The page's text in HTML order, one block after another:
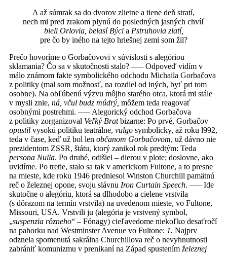
A až súmrak sa do dvorov zlietne a tiene deň stratí,
nech mi pred zrakom plynú do posledných jasných chvíľ
bieli Orlovia, belasí Býci a Pstruhovia zlatí,
pre čo by iného na tejto hriešnej zemi som žil?
Prečo hovoríme o Gorbačovovi v súvislosti s alegóriou
sklamania? Čo sa v skutočnosti stalo? ––– Odpoveď vidím v
málo známom fakte symbolického odchodu Michaila Gorbačova
z politiky (mal som možnosť, na rozdiel od iných, byť pri tom
osobne). Na obľúbenú výzvu môjho starého otca, ktorá mi stále
v mysli znie, ná, včul budz múdrý, môžem teda reagovať
osobnými postrehmi. ––– Alegorický odchod Gorbačova
z politiky zorganizoval Veľký Bratbizarne: Po prvé, Gorbačov
opustil vysokú politiku teatrálne, vulgo symbolicky, až roku l992,
teda v čase, keď už bol len občanom Gorbačovom, už dávno nie
prezidentom ZSSR, štátu, ktorý zanikol rok predtým: Teda
persona Nulla. Po druhé, odišiel – dierou v plote; doslovne, ako
uvidíme. Po tretie, stalo sa tak v americkom Fultone, a to presne
na mieste, kde roku 1946 predniesol Winston Churchill pamätnú
reč o železnej opone, svoju slávnu Iron Curtain Speech. ––– Ide
skutočne o alegóriu, ktorá sa dlhodobo a cielene vrstvila
(s dôrazom na termín vrstvila) na uvedenom mieste, vo Fultone,
Missouri, USA. Vrstvili ju (alegória je vrstvený symbol,
„suspenzia rôzneho“ – Fónagy) cieľavedome niekoľko desaťročí
na pahorku nad Westminster Avenue vo Fultone: 1. Najprv
odznela spomenutá sakrálna Churchillova reč o nevyhnutnosti
zabrániť komunizmu v prenikaní na Západ spustením železnej